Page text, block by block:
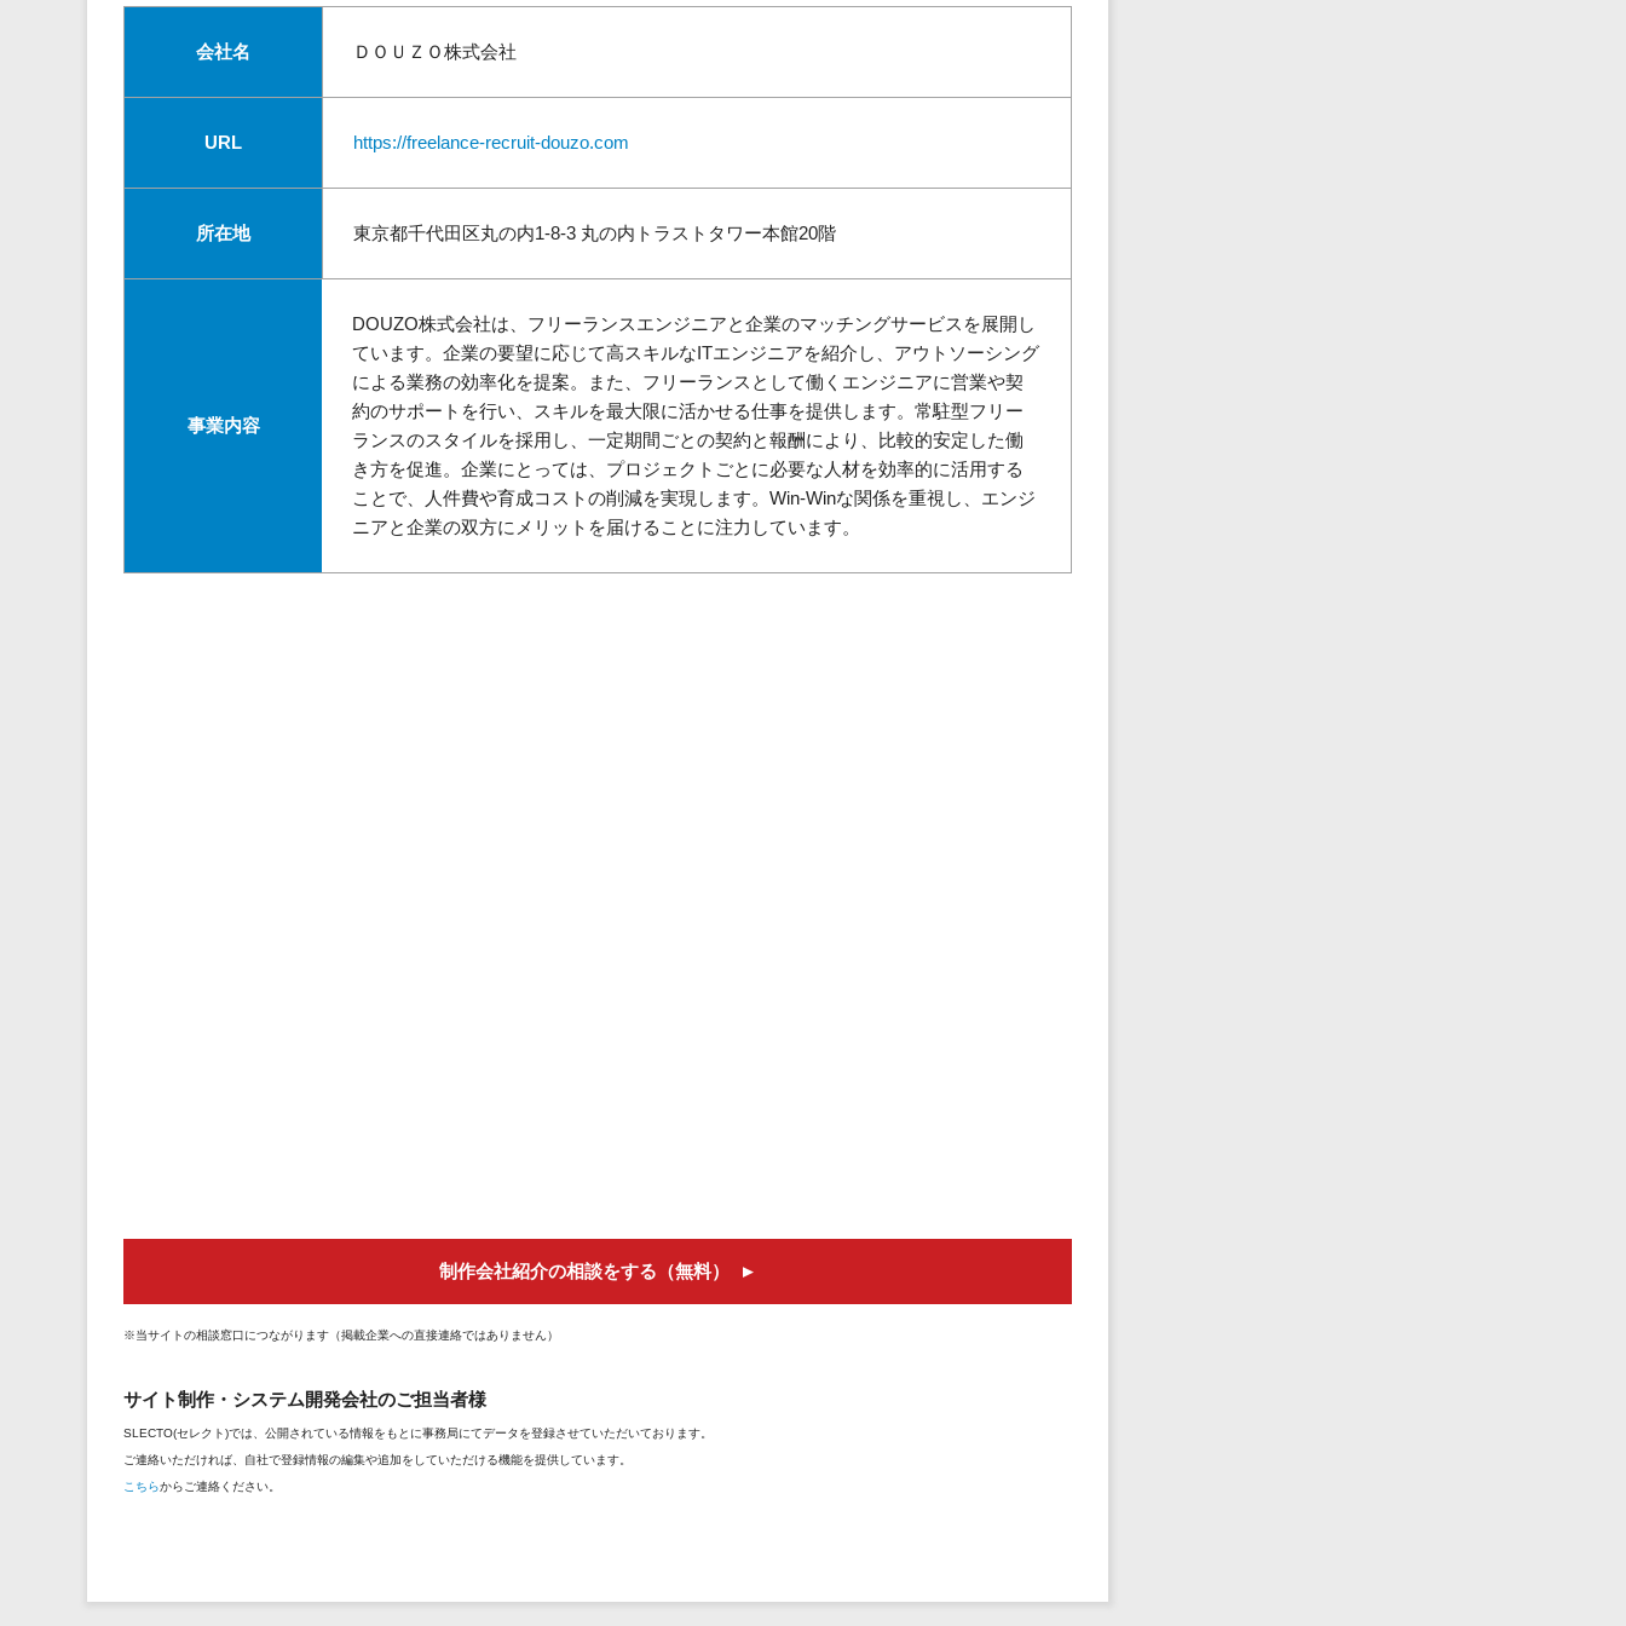
会社名 ＤＯＵＺＯ株式会社
URL https://freelance-recruit-douzo.com
所在地 東京都千代田区丸の内1-8-3 丸の内トラストタワー本館20階
事業内容
DOUZO株式会社は、フリーランスエンジニアと企業のマッチングサービスを展開し
ています。企業の要望に応じて高スキルなITエンジニアを紹介し、アウトソーシング
による業務の効率化を提案。また、フリーランスとして働くエンジニアに営業や契
約のサポートを行い、スキルを最大限に活かせる仕事を提供します。常駐型フリー
ランスのスタイルを採用し、一定期間ごとの契約と報酬により、比較的安定した働
き方を促進。企業にとっては、プロジェクトごとに必要な人材を効率的に活用する
ことで、人件費や育成コストの削減を実現します。Win-Winな関係を重視し、エンジ
ニアと企業の双方にメリットを届けることに注力しています。
制作会社紹介の相談をする（無料）
※当サイトの相談窓口につながります（掲載企業への直接連絡ではありません）
サイト制作・システム開発会社のご担当者様
SLECTO(セレクト)では、公開されている情報をもとに事務局にてデータを登録させていただいております。
ご連絡いただければ、自社で登録情報の編集や追加をしていただける機能を提供しています。
こちらからご連絡ください。